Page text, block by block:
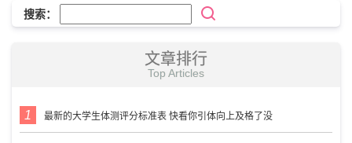
搜索：
文章排行
Top Articles
最新的大学生体测评分标准表 快看你引体向上及格了没